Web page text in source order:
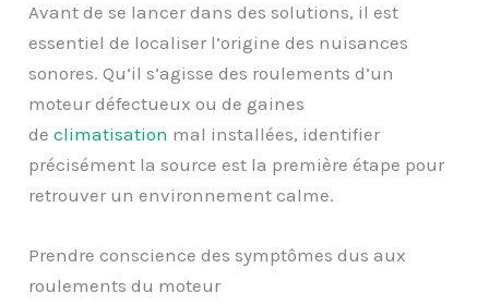
Avant de se lancer dans des solutions, il est
essentiel de localiser l’origine des nuisances
sonores. Qu’il s’agisse des roulements d’un
moteur défectueux ou de gaines
declimatisation mal installées, identifier
précisément la source est la première étape pour
retrouver un environnement calme.
Prendre conscience des symptômes dus aux
roulements du moteur